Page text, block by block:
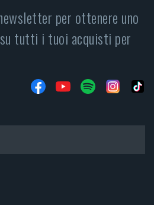
per ottenere uno
su tutti i tuoi acquisti per